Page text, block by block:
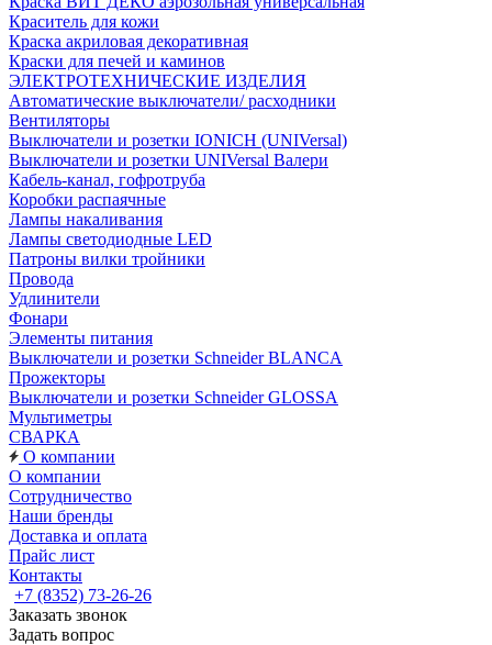
Краситель для кожи
Краска акриловая декоративная
Краски для печей и каминов
ЭЛЕКТРОТЕХНИЧЕСКИЕ ИЗДЕЛИЯ
Автоматические выключатели/ расходники
Вентиляторы
Выключатели и розетки IONICH (UNIVersal)
Выключатели и розетки UNIVersal Валери
Кабель-канал, гофротруба
Коробки распаячные
Лампы накаливания
Лампы светодиодные LED
Патроны вилки тройники
Провода
Удлинители
Фонари
Элементы питания
Выключатели и розетки Schneider BLANCA
Прожекторы
Выключатели и розетки Schneider GLOSSA
Мультиметры
СВАРКА
О компании
О компании
Сотрудничество
Наши бренды
Доставка и оплата
Прайс лист
Контакты
+7 (8352) 73-26-26
Заказать звонок
Задать вопрос